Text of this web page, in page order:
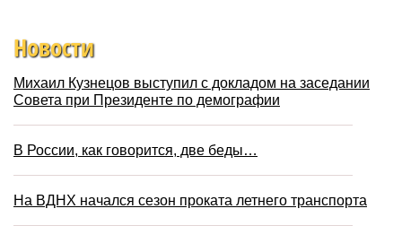
Новости
Михаил Кузнецов выступил с докладом на заседании
Совета при Президенте по демографии
В России, как говорится, две беды…
На ВДНХ начался сезон проката летнего транспорта